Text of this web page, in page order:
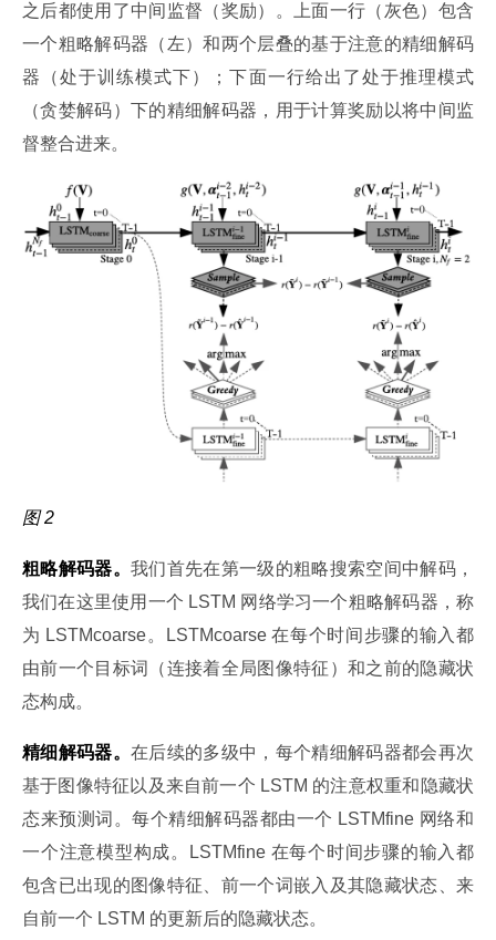
之后都使用了中间监督（奖励）。上面一行（灰色）包含
一个粗略解码器（左）和两个层叠的基于注意的精细解码
器（处于训练模式下）；下面一行给出了处于推理模式
（贪婪解码）下的精细解码器，用于计算奖励以将中间监
督整合进来。
图 2
粗略解码器。 我们首先在第一级的粗略搜索空间中解码，
我们在这里使用一个 LSTM 网络学习一个粗略解码器，称
为 LSTMcoarse。LSTMcoarse 在每个时间步骤的输入都
由前一个目标词（连接着全局图像特征）和之前的隐藏状
态构成。
精细解码器。 在后续的多级中，每个精细解码器都会再次
基于图像特征以及来自前一个 LSTM 的注意权重和隐藏状
态来预测词。每个精细解码器都由一个 LSTMfine 网络和
一个注意模型构成。LSTMfine 在每个时间步骤的输入都
包含已出现的图像特征、前一个词嵌入及其隐藏状态、来
自前一个 LSTM 的更新后的隐藏状态。